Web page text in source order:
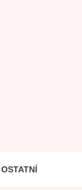
OSTATNÍ